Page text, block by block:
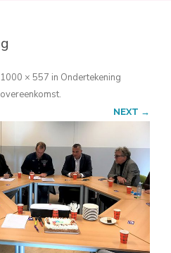
1000 × 557 in Ondertekening
.
NEXT →